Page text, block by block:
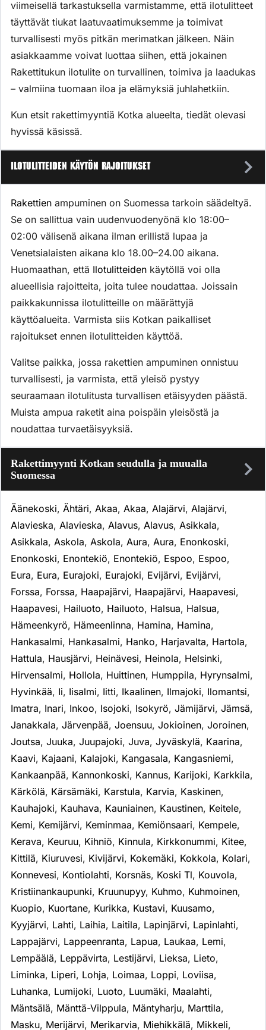
viimeisellä tarkastuksella varmistamme, että ilotulitteet
täyttävät tiukat laatuvaatimuksemme ja toimivat
turvallisesti myös pitkän merimatkan jälkeen. Näin
asiakkaamme voivat luottaa siihen, että jokainen
Rakettitukun ilotulite on turvallinen, toimiva ja laadukas
– valmiina tuomaan iloa ja elämyksiä juhlahetkiin.
Kun etsit rakettimyyntiä Kotka alueelta, tiedät olevasi
hyvissä käsissä.
Ilotulitteiden käytön rajoitukset
Rakettien ampuminen on Suomessa tarkoin säädeltyä.
Se on sallittua vain uudenvuodenyönä klo 18:00–
02:00 välisenä aikana ilman erillistä lupaa ja
Venetsialaisten aikana klo 18.00–24.00 aikana.
Huomaathan, että Ilotulitteiden käytöllä voi olla
alueellisia rajoitteita, joita tulee noudattaa. Joissain
paikkakunnissa ilotulitteille on määrättyjä
käyttöalueita. Varmista siis Kotkan paikalliset
rajoitukset ennen ilotulitteiden käyttöä.
Valitse paikka, jossa rakettien ampuminen onnistuu
turvallisesti, ja varmista, että yleisö pystyy
seuraamaan ilotulitusta turvallisen etäisyyden päästä.
Muista ampua raketit aina poispäin yleisöstä ja
noudattaa turvaetäisyyksiä.
Rakettimyynti Kotkan seudulla ja muualla
Suomessa
Äänekoski, Ähtäri, Akaa, Akaa, Alajärvi, Alajärvi,
Alavieska, Alavieska, Alavus, Alavus, Asikkala,
Asikkala, Askola, Askola, Aura, Aura, Enonkoski,
Enonkoski, Enontekiö, Enontekiö, Espoo, Espoo,
Eura, Eura, Eurajoki, Eurajoki, Evijärvi, Evijärvi,
Forssa, Forssa, Haapajärvi, Haapajärvi, Haapavesi,
Haapavesi, Hailuoto, Hailuoto, Halsua, Halsua,
Hämeenkyrö, Hämeenlinna, Hamina, Hamina,
Hankasalmi, Hankasalmi, Hanko, Harjavalta, Hartola,
Hattula, Hausjärvi, Heinävesi, Heinola, Helsinki,
Hirvensalmi, Hollola, Huittinen, Humppila, Hyrynsalmi,
Hyvinkää, Ii, Iisalmi, Iitti, Ikaalinen, Ilmajoki, Ilomantsi,
Imatra, Inari, Inkoo, Isojoki, Isokyrö, Jämijärvi, Jämsä,
Janakkala, Järvenpää, Joensuu, Jokioinen, Joroinen,
Joutsa, Juuka, Juupajoki, Juva, Jyväskylä, Kaarina,
Kaavi, Kajaani, Kalajoki, Kangasala, Kangasniemi,
Kankaanpää, Kannonkoski, Kannus, Karijoki, Karkkila,
Kärkölä, Kärsämäki, Karstula, Karvia, Kaskinen,
Kauhajoki, Kauhava, Kauniainen, Kaustinen, Keitele,
Kemi, Kemijärvi, Keminmaa, Kemiönsaari, Kempele,
Kerava, Keuruu, Kihniö, Kinnula, Kirkkonummi, Kitee,
Kittilä, Kiuruvesi, Kivijärvi, Kokemäki, Kokkola, Kolari,
Konnevesi, Kontiolahti, Korsnäs, Koski Tl, Kouvola,
Kristiinankaupunki, Kruunupyy, Kuhmo, Kuhmoinen,
Kuopio, Kuortane, Kurikka, Kustavi, Kuusamo,
Kyyjärvi, Lahti, Laihia, Laitila, Lapinjärvi, Lapinlahti,
Lappajärvi, Lappeenranta, Lapua, Laukaa, Lemi,
Lempäälä, Leppävirta, Lestijärvi, Lieksa, Lieto,
Liminka, Liperi, Lohja, Loimaa, Loppi, Loviisa,
Luhanka, Lumijoki, Luoto, Luumäki, Maalahti,
Mäntsälä, Mänttä-Vilppula, Mäntyharju, Marttila,
Masku, Merijärvi, Merikarvia, Miehikkälä, Mikkeli,